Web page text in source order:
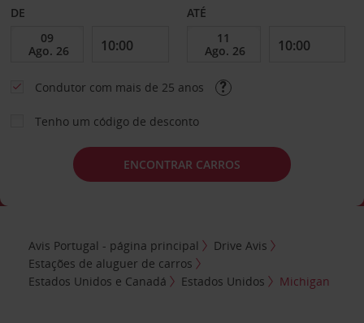
DE ATÉ
Condutor com mais de 25 anos
Tenho um código de desconto
ENCONTRAR CARROS
Avis Portugal - página principal
Drive Avis
Estações de aluguer de carros
Estados Unidos e Canadá
Estados Unidos Michigan